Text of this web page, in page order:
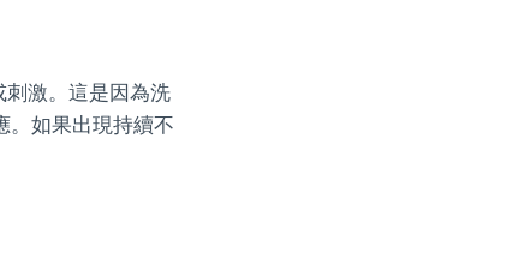
激。這是因為洗
。如果出現持續不